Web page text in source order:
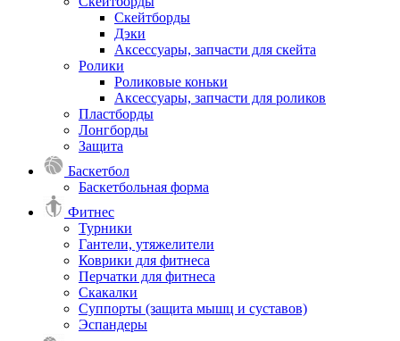
Скейтборды
Дэки
Аксессуары, запчасти для скейта
Ролики
Роликовые коньки
Аксессуары, запчасти для роликов
Пластборды
Лонгборды
Защита
Баскетбол
Баскетбольная форма
Фитнес
Турники
Гантели, утяжелители
Коврики для фитнеса
Перчатки для фитнеса
Скакалки
Суппорты (защита мышц и суставов)
Эспандеры